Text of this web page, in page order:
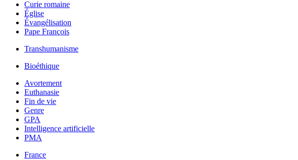
Curie romaine
Église
Évangélisation
Pape François
Transhumanisme
Bioéthique
Avortement
Euthanasie
Fin de vie
Genre
GPA
Intelligence artificielle
PMA
France